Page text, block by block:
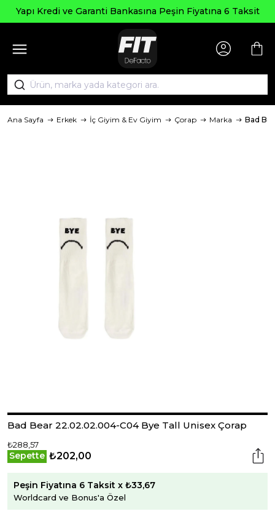
Garanti Bankasına Peşin Fiyatına 6 Taksit
Ana Sayfa Erkek İç Giyim & Ev Giyim Çorap Marka Bad
Bad Bear 22.02.02.004-C04 Bye Tall Unisex Çorap
₺288,57
Sepette ₺202,00
Peşin Fiyatına 6 Taksit x ₺33,67
Worldcard ve Bonus'a Özel